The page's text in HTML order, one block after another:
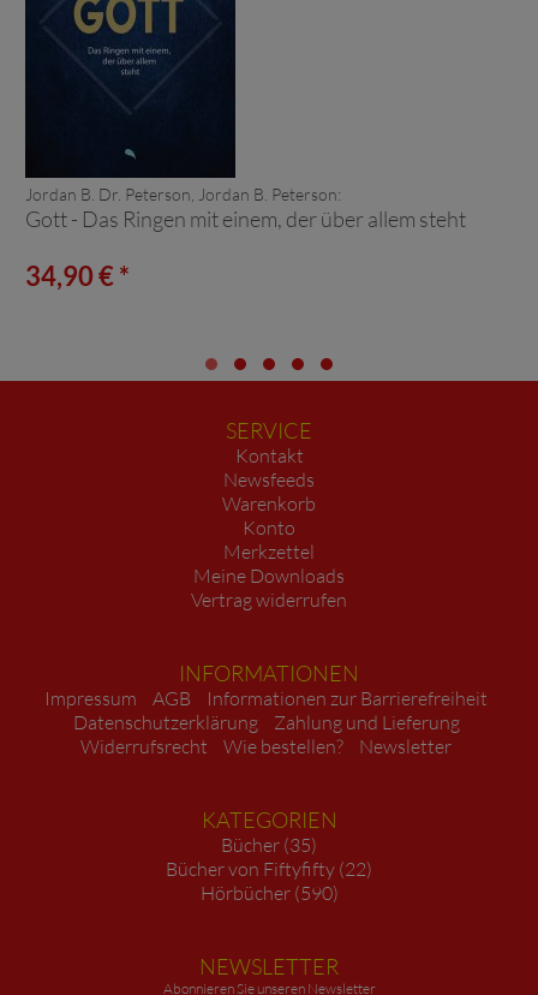
Jordan B. Dr. Peterson, Jordan B. Peterson:
Gott - Das Ringen mit einem, der über allem steht
34,90 € *
SERVICE
Kontakt
Newsfeeds
Warenkorb
Konto
Merkzettel
Meine Downloads
Vertrag widerrufen
INFORMATIONEN
Impressum AGB
Informationen zur Barrierefreiheit
Datenschutzerklärung
Zahlung und Lieferung
Widerrufsrecht
Wie bestellen? Newsletter
KATEGORIEN
Bücher (35)
Bücher von Fiftyfifty (22)
Hörbücher (590)
NEWSLETTER
Abonnieren Sie unseren Newsletter